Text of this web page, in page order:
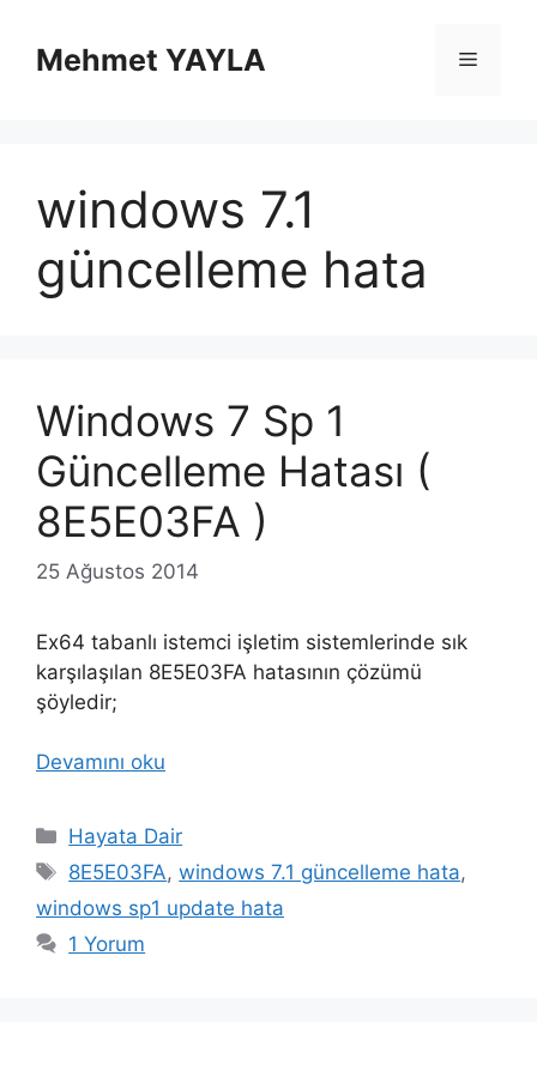
Mehmet YAYLA Menü
windows 7.1
güncelleme hata
Windows 7 Sp 1
Güncelleme Hatası (
8E5E03FA )
25 Ağustos 2014
Ex64 tabanlı istemci işletim sistemlerinde sık
karşılaşılan 8E5E03FA hatasının çözümü
şöyledir;
Devamını oku
Kategoriler
Hayata Dair
Etiketler
8E5E03FA,windows 7.1 güncelleme hata,
windows sp1 update hata
1 Yorum